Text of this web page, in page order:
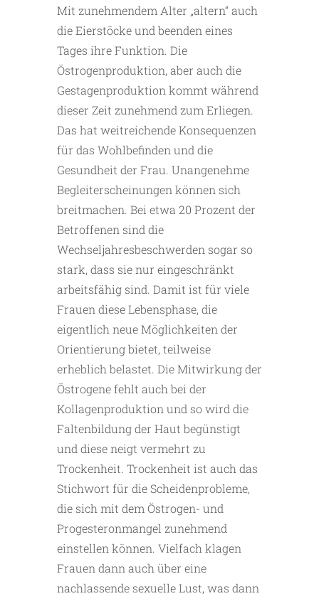
Mit zunehmendem Alter „altern“ auch
die Eierstöcke und beenden eines
Tages ihre Funktion. Die
Östrogenproduktion, aber auch die
Gestagenproduktion kommt während
dieser Zeit zunehmend zum Erliegen.
Das hat weitreichende Konsequenzen
für das Wohlbefinden und die
Gesundheit der Frau. Unangenehme
Begleiterscheinungen können sich
breitmachen. Bei etwa 20 Prozent der
Betroffenen sind die
Wechseljahresbeschwerden sogar so
stark, dass sie nur eingeschränkt
arbeitsfähig sind. Damit ist für viele
Frauen diese Lebensphase, die
eigentlich neue Möglichkeiten der
Orientierung bietet, teilweise
erheblich belastet. Die Mitwirkung der
Östrogene fehlt auch bei der
Kollagenproduktion und so wird die
Faltenbildung der Haut begünstigt
und diese neigt vermehrt zu
Trockenheit. Trockenheit ist auch das
Stichwort für die Scheidenprobleme,
die sich mit dem Östrogen- und
Progesteronmangel zunehmend
einstellen können. Vielfach klagen
Frauen dann auch über eine
nachlassende sexuelle Lust, was dann